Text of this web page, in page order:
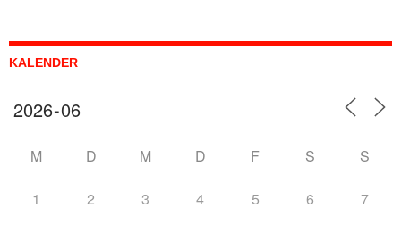
KALENDER
M D M D F S S
1 2 3 4 5 6 7